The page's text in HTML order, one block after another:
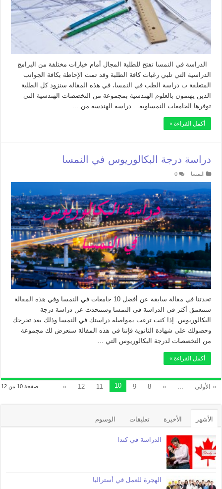
الدراسة في النمسا تفتح للطلبة المجال أمام خيارات مختلفة من البرامج
الدراسية التي تلبي رغبات كافة الطلبة وقد تمت الإحاطة بكافة الجوانب
المتعلقة ب دراسة الطب في النمسا، في هذه المقالة سنزود كل الطلبة
الذين يهتمون بالعلوم الهندسية بمجموعة من التخصصات الهندسية التي
توفرها الجامعات النمساوية. . دراسة الهندسة من …
أكمل القراءة »
دراسة درجة البكالوريوس في النمسا
النمسا 0
تحدتنا في مقالة سابقة عن أفضل 10 جامعات في النمسا وفي هذه المقالة
سنتعمق أكثر في الدراسة في النمسا وسنتحدث عن دراسة درجة
البكالوريوس. إذا كنت ترغب بمواصلة دراستك في النمسا وذلك بعد تخرجك
وحصولك على شهادة الثانوية فإننا في هذه المقالة سنعرض لك مجموعة
من التخصصات لدرجة البكالوريوس التي …
أكمل القراءة »
صفحة 10 من 12 « الأولى «
8
9
10
11
12
»
الأشهر الأخيرة تعليقات الوسوم
الدراسة في كندا
الهجرة للعمل في أستراليا